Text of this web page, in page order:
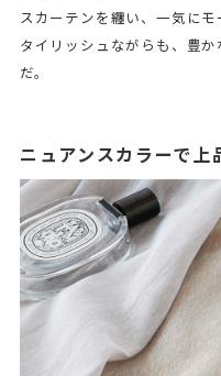
スカーテンを纏い、一気に
タイリッシュながらも、豊
だ。
ニュアンスカラーで上